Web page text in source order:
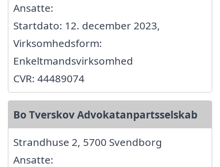
Ansatte:
Startdato: 12. december 2023,
Virksomhedsform:
Enkeltmandsvirksomhed
CVR: 44489074
Bo Tverskov Advokatanpartsselskab
Strandhuse 2, 5700 Svendborg
Ansatte: